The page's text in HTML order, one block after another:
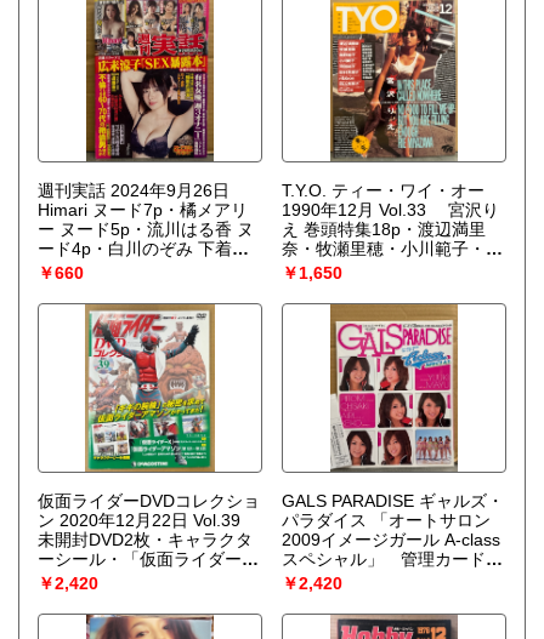
週刊実話 2024年9月26日
Himari ヌード7p・橘メアリ
ー ヌード5p・流川はる香 ヌ
ード4p・白川のぞみ 下着
4p 他
￥660
T.Y.O. ティー・ワイ・オー
1990年12月 Vol.33 宮沢り
え 巻頭特集18p・渡辺満里
奈・牧瀬里穂・小川範子・中
山忍・中村由真・河田純子・
田村英里子・高岡早紀・坂上
香織・桜井幸子・小泉今日
子・ribbon・CoCo・寺尾友
美・高橋由美子 他
￥1,650
仮面ライダーDVDコレクショ
ン 2020年12月22日 Vol.39
未開封DVD2枚・キャラクタ
ーシール・「仮面ライダーア
マゾン」ピンナップ付き
「仮面ライダーX 劇場版 五人
ライダー対キングダーク」/
￥2,420
GALS PARADISE ギャルズ・
パラダイス 「オートサロン
2009イメージガール A-class
スペシャル」 管理カード付
き 相川友希・大矢真夕・古
崎瞳・高橋千咲姫・永作あい
り・稲垣慶子 レースクイー
￥2,420